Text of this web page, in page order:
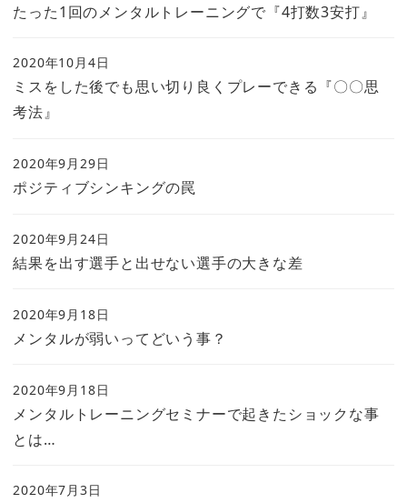
たった1回のメンタルトレーニングで『4打数3安打』
ミスをした後でも思い切り良くプレーできる『〇〇思
考法』
2020年10月4日
ポジティブシンキングの罠
2020年9月29日
結果を出す選手と出せない選手の大きな差
2020年9月24日
メンタルが弱いってどいう事？
2020年9月18日
メンタルトレーニングセミナーで起きたショックな事
とは…
2020年9月18日
2020年7月3日